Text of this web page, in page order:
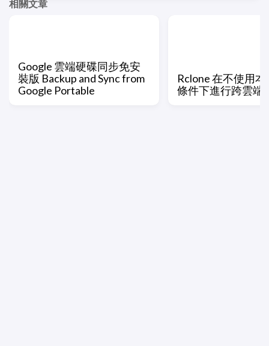
相關文章
Google 雲端硬碟同步免安
裝版 Backup and Sync from
Google Portable
Rclone 在不使用
條件下進行跨雲端